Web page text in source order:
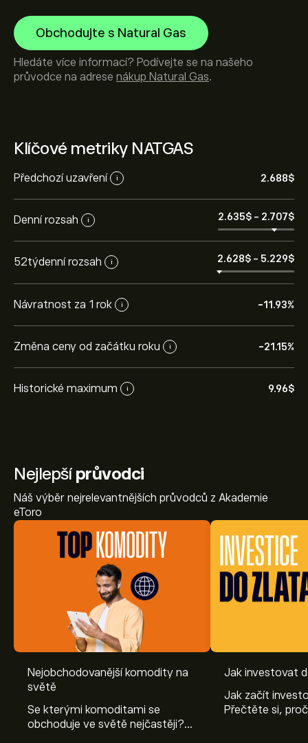
Klíčové metriky NATGAS
Předchozí uzavření i 2.688‎$‎
Denní rozsah i 2.635‎$‎ - 2.707‎$‎
52týdenní rozsah i 2.628‎$‎ - 5.229‎$‎
Návratnost za 1 rok i -11.93%
Změna ceny od začátku roku i -21.15%
Historické maximum i 9.96‎$‎
Obchodujte s Natural Gas
Hledáte více informací? Podívejte se na našeho
průvodce na adrese nákup Natural Gas.
Nejlepšíprůvodci
Náš výběr nejrelevantnějších průvodců z Akademie
eToro
Nejobchodovanější komodity na
světě
Se kterými komoditami se
obchoduje ve světě nejčastěji?
Jak investovat
Jak začít
Přečtěte si,